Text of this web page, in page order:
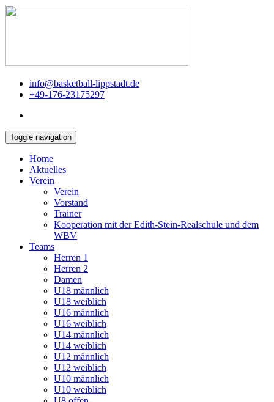
info@basketball-lippstadt.de
+49-176-23175297
Toggle navigation
Home
Aktuelles
Verein
Verein
Vorstand
Trainer
Kooperation mit der Edith-Stein-Realschule und dem
WBV
Teams
Herren 1
Herren 2
Damen
U18 männlich
U18 weiblich
U16 männlich
U16 weiblich
U14 männlich
U14 weiblich
U12 männlich
U12 weiblich
U10 männlich
U10 weiblich